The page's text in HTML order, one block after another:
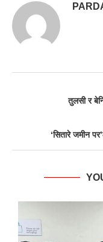
तुलसी र
‘सितारे जमीन